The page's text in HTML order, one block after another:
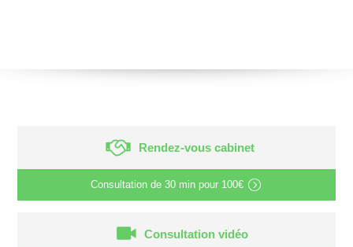
Rendez-vous cabinet
Consultation de 30 min pour 100€
Consultation vidéo